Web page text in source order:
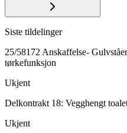
Siste tildelinger
25/58172 Anskaffelse-
tørkefunksjon
Ukjent
Delkontrakt 18: Vegghengt
Ukjent